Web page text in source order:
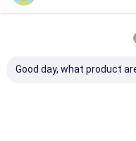
Good day, what product